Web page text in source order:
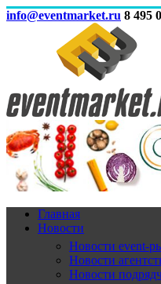
info@eventmarket.ru 8 495
Главная
Новости
Новости event-
Новости
Новости